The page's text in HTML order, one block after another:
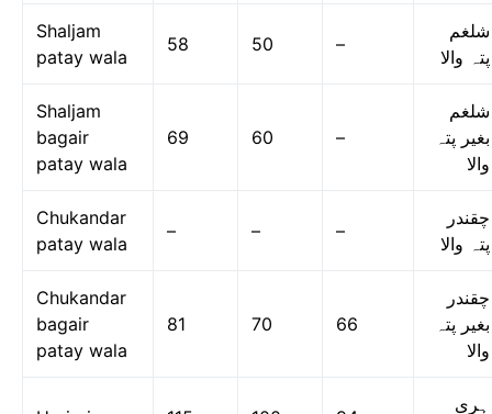
Shaljam
patay wala
58 50 –
شلغم
پتہ والا
Shaljam
bagair
patay wala
69 60 –
شلغم
بغیر پتہ
والا
Chukandar
patay wala
– – –
چقندر
پتہ والا
Chukandar
bagair
patay wala
81 70 66
چقندر
بغیر پتہ
والا
ہری